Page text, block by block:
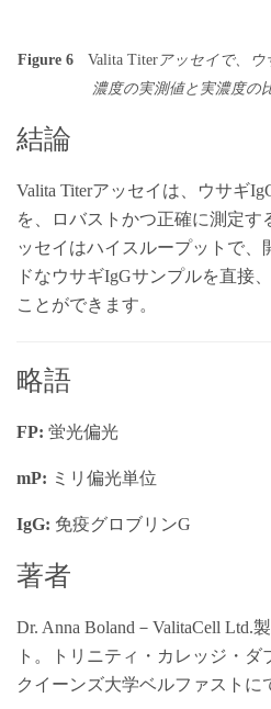
Figure 6 Valita Titer アッセイで、
濃度の実測値と実濃度の
結論
Valita Titerアッセイは、ウサギ
を、ロバストかつ正確に測定す
ッセイはハイスループットで、
ドなウサギIgGサンプルを直接
ことができます。
略語
FP: 蛍光偏光
mP: ミリ偏光単位
IgG: 免疫グロブリンG
著者
Dr. Anna Boland－ValitaCell Ltd.
ト。トリニティ・カレッジ・ダ
クイーンズ大学ベルファストに